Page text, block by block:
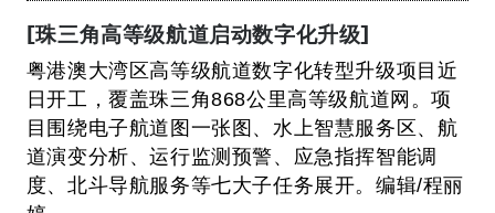
[珠三角高等级航道启动数字化升级]
粤港澳大湾区高等级航道数字化转型升级项目近
日开工，覆盖珠三角868公里高等级航道网。项
目围绕电子航道图一张图、水上智慧服务区、航
道演变分析、运行监测预警、应急指挥智能调
度、北斗导航服务等七大子任务展开。编辑/程丽